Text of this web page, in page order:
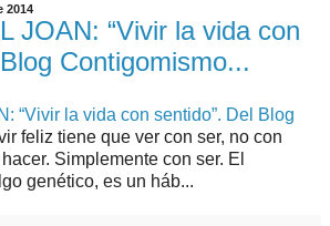
2014
JOAN: “Vivir la vida con
Contigomismo...
“Vivir la vida con sentido”. Del Blog
feliz tiene que ver con ser, no con
Simplemente con ser. El
genético, es un háb...